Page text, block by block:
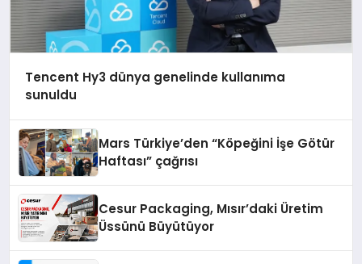
Tencent Hy3 dünya genelinde kullanıma
sunuldu
Mars Türkiye’den “Köpeğini İşe Götür
Haftası” çağrısı
Cesur Packaging, Mısır’daki Üretim
Üssünü Büyütüyor